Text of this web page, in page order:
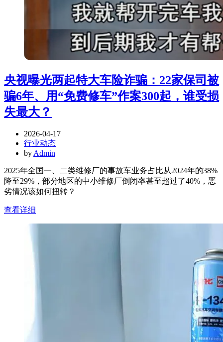
央视曝光两起特大车险诈骗：22家保司被
骗6年、用“免费修车”作案300起，谁受损
失最大？
2026-04-17
行业动态
byAdmin
2025年全国一、二类维修厂的事故车业务占比从2024年的38%
降至29%，部分地区的中小维修厂倒闭率甚至超过了40%，恶
劣情况该如何扭转？
查看详细